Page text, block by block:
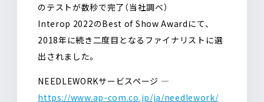
のテストが数秒で完了（当社調べ）
Interop 2022のBest of Show Awardにて、
2018年に続き二度目となるファイナリストに選
出されました。
NEEDLEWORKサービスページ ―
https://www.ap-com.co.jp/ja/needlework/